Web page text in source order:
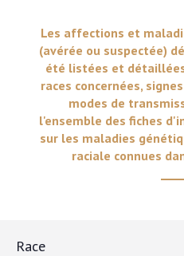
Les affections et
(avérée ou suspectée)
été listées et
races concernées,
modes de
l'ensemble des fiches
sur les maladies
raciale connues
Race